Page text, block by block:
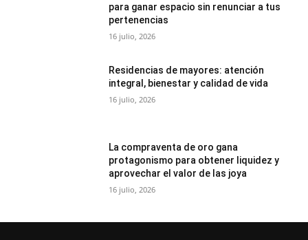
para ganar espacio sin renunciar a tus
pertenencias
16 julio, 2026
Residencias de mayores: atención
integral, bienestar y calidad de vida
16 julio, 2026
La compraventa de oro gana
protagonismo para obtener liquidez y
aprovechar el valor de las joya
16 julio, 2026